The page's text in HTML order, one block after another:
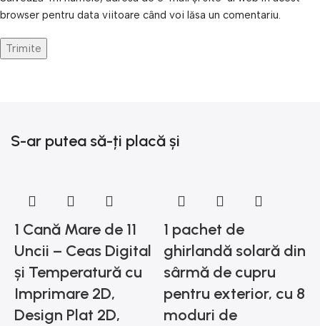
browser pentru data viitoare când voi lăsa un comentariu.
S-ar putea să-ți placă și
1 Cană Mare de 11
Uncii – Ceas Digital
și Temperatură cu
Imprimare 2D,
Design Plat 2D,
1 pachet de
ghirlandă solară din
sârmă de cupru
pentru exterior, cu 8
moduri de